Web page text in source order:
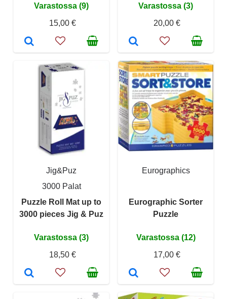
Varastossa (9)
15,00 €
Varastossa (3)
20,00 €
Jig&Puz
3000 Palat
Puzzle Roll Mat up to
3000 pieces Jig & Puz
Varastossa (3)
18,50 €
Eurographics
Eurographic Sorter
Puzzle
Varastossa (12)
17,00 €